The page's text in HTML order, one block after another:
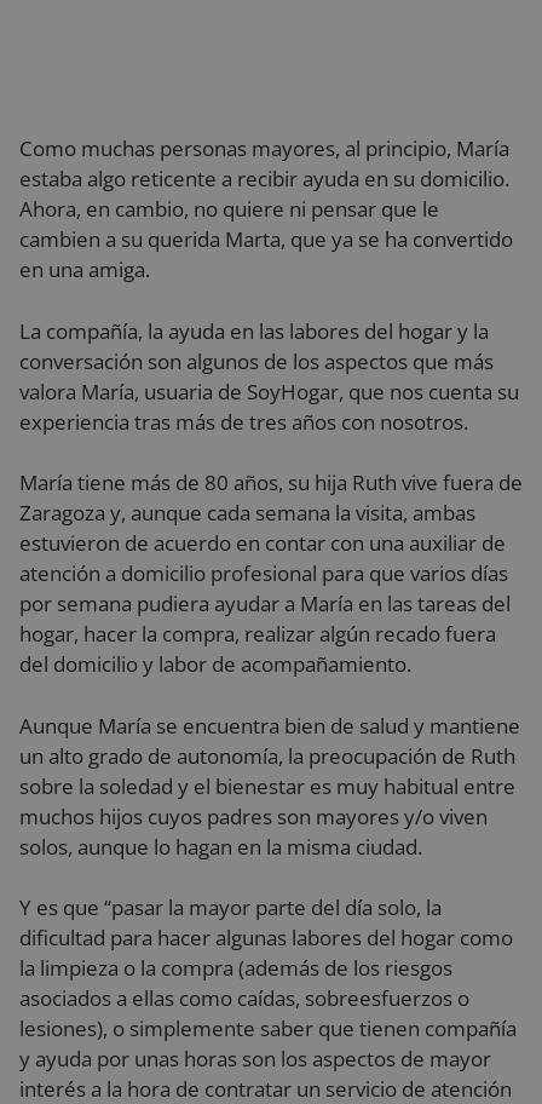
Como muchas personas mayores, al principio, María
estaba algo reticente a recibir ayuda en su domicilio.
Ahora, en cambio, no quiere ni pensar que le
cambien a su querida Marta, que ya se ha convertido
en una amiga.
La compañía, la ayuda en las labores del hogar y la
conversación son algunos de los aspectos que más
valora María, usuaria de SoyHogar, que nos cuenta su
experiencia tras más de tres años con nosotros.
María tiene más de 80 años, su hija Ruth vive fuera de
Zaragoza y, aunque cada semana la visita, ambas
estuvieron de acuerdo en contar con una auxiliar de
atención a domicilio profesional para que varios días
por semana pudiera ayudar a María en las tareas del
hogar, hacer la compra, realizar algún recado fuera
del domicilio y labor de acompañamiento.
Aunque María se encuentra bien de salud y mantiene
un alto grado de autonomía, la preocupación de Ruth
sobre la soledad y el bienestar es muy habitual entre
muchos hijos cuyos padres son mayores y/o viven
solos, aunque lo hagan en la misma ciudad.
Y es que “pasar la mayor parte del día solo, la
dificultad para hacer algunas labores del hogar como
la limpieza o la compra (además de los riesgos
asociados a ellas como caídas, sobreesfuerzos o
lesiones), o simplemente saber que tienen compañía
y ayuda por unas horas son los aspectos de mayor
interés a la hora de contratar un servicio de atención